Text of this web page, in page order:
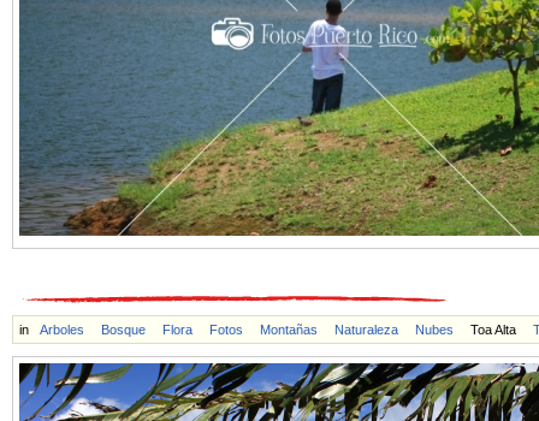
in Arboles Bosque Flora Fotos Montañas Naturaleza Nubes Toa Alta